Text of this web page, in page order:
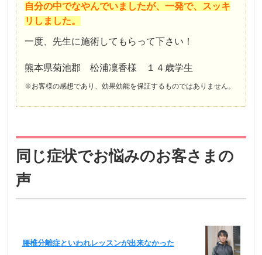
自分の中でなやんでいましたが、一発で、スッキ
リしました。
一度、先生に施術してもらって下さい！
熊本県菊池郡 松浦凜香様 １４歳学生
※お客様の感想であり、効果効能を保証するものではありません。
同じ症状でお悩みのお客さまの
声
腰椎分離症といわれレッスンが出来なかった